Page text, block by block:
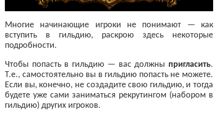
Многие начинающие игроки не понимают — как
вступить в гильдию, раскрою здесь некоторые
подробности.
Чтобы попасть в гильдию — вас должны пригласить.
Т.е., самостоятельно вы в гильдию попасть не можете.
Если вы, конечно, не создадите свою гильдию, и тогда
будете уже сами заниматься рекрутингом (набором в
гильдию) других игроков.